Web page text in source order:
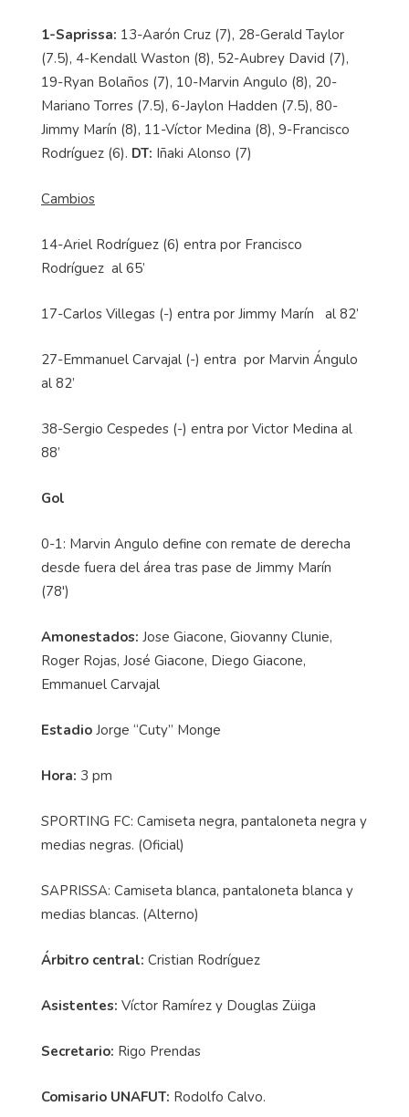
1-Saprissa: 13-Aarón Cruz (7), 28-Gerald Taylor
(7.5), 4-Kendall Waston (8), 52-Aubrey David (7),
19-Ryan Bolaños (7), 10-Marvin Angulo (8), 20-
Mariano Torres (7.5), 6-Jaylon Hadden (7.5), 80-
Jimmy Marí­n (8), 11-Víctor Medina (8), 9-Francisco
Rodríguez (6). DT: Iñaki Alonso (7)
Cambios
14-Ariel Rodríguez (6) entra por Francisco
Rodríguez al 65’
17-Carlos Villegas (-) entra por Jimmy Marín al 82’
27-Emmanuel Carvajal (-) entra por Marvin Ángulo
al 82’
38-Sergio Cespedes (-) entra por Victor Medina al
88’
Gol
0-1: Marvin Angulo define con remate de derecha
desde fuera del área tras pase de Jimmy Marí­n
(78')
Amonestados: Jose Giacone, Giovanny Clunie,
Roger Rojas, José Giacone, Diego Giacone,
Emmanuel Carvajal
Estadio Jorge “Cuty” Monge
Hora: 3 pm
SPORTING FC: Camiseta negra, pantaloneta negra y
medias negras. (Oficial)
SAPRISSA: Camiseta blanca, pantaloneta blanca y
medias blancas. (Alterno)
Árbitro central: Cristian Rodríguez
Asistentes: Víctor Ramírez y Douglas Züiga
Secretario: Rigo Prendas
Comisario UNAFUT: Rodolfo Calvo.